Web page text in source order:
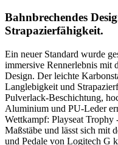
Bahnbrechendes
Strapazierfähigkeit.
Ein neuer Standard wurde
immersive Rennerlebnis mit
Design. Der leichte
Langlebigkeit und
Pulverlack-Beschichtung,
Aluminium und PU-Leder
Wettkampf: Playseat
Maßstäbe und lässt sich mit
und Pedale von Logitech G